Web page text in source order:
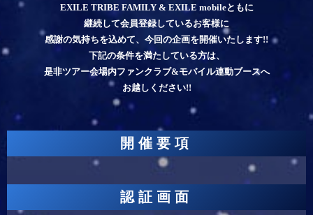
EXILE TRIBE FAMILY & EXILE mobileともに
継続して会員登録しているお客様に
感謝の気持ちを込めて、今回の企画を開催いたします!!
下記の条件を満たしている方は、
是非ツアー会場内ファンクラブ&モバイル連動ブースへ
お越しください!!
開催要項
認証画面